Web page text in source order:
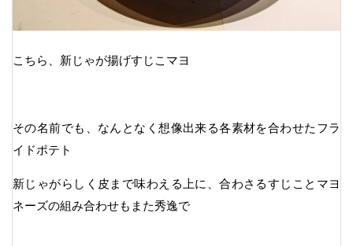
こちら、新じゃが揚げすじこマヨ
その名前でも、なんとなく想像出来る各素材を合わせたフラ
イドポテト
新じゃがらしく皮まで味わえる上に、合わさるすじことマヨ
ネーズの組み合わせもまた秀逸で